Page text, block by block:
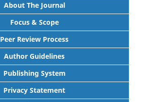
About The Journal
Focus & Scope
Peer Review Process
Author Guidelines
Publishing System
Privacy Statement